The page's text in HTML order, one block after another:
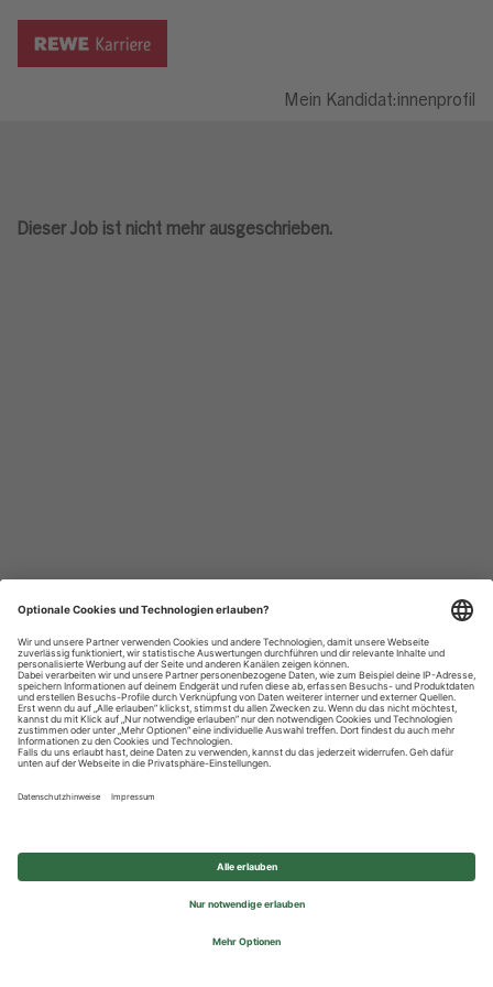
Mein Kandidat:innenprofil
Dieser Job ist nicht mehr ausgeschrieben.
Datenschutzhinweise
Impressum
Privatsphäre-Einstellungen
© 2026 REWE Group - All rights reserved